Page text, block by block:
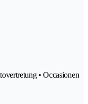
• Occasionen